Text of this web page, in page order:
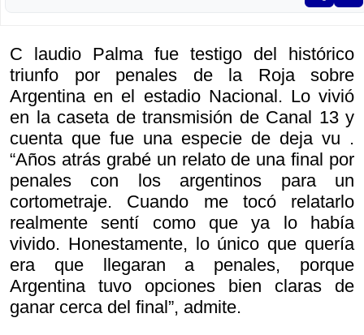
C laudio Palma fue testigo del histórico
triunfo por penales de la Roja sobre
Argentina en el estadio Nacional. Lo vivió
en la caseta de transmisión de Canal 13 y
cuenta que fue una especie de deja vu .
“Años atrás grabé un relato de una final por
penales con los argentinos para un
cortometraje. Cuando me tocó relatarlo
realmente sentí como que ya lo había
vivido. Honestamente, lo único que quería
era que llegaran a penales, porque
Argentina tuvo opciones bien claras de
ganar cerca del final”, admite.